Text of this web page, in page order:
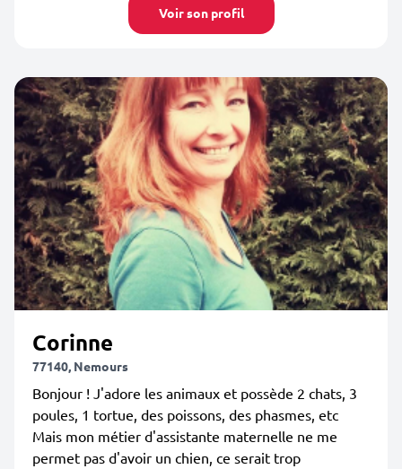
Voir son profil
Corinne
77140, Nemours
Bonjour ! J'adore les animaux et possède 2 chats, 3
poules, 1 tortue, des poissons, des phasmes, etc
Mais mon métier d'assistante maternelle ne me
permet pas d'avoir un chien, ce serait trop